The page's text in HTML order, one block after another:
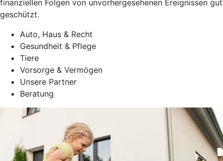
finanziellen Folgen von unvorhergesehenen Ereignissen gut
geschützt.
Auto, Haus & Recht
Gesundheit & Pflege
Tiere
Vorsorge & Vermögen
Unsere Partner
Beratung